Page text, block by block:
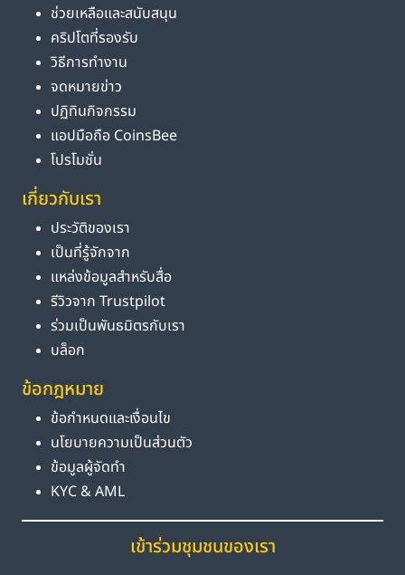
ช่วยเหลือและสนับสนุน
คริปโตที่รองรับ
วิธีการทำงาน
จดหมายข่าว
ปฏิทินกิจกรรม
แอปมือถือ CoinsBee
โปรโมชั่น
เกี่ยวกับเรา
ประวัติของเรา
เป็นที่รู้จักจาก
แหล่งข้อมูลสำหรับสื่อ
รีวิวจาก Trustpilot
ร่วมเป็นพันธมิตรกับเรา
บล็อก
ข้อกฎหมาย
ข้อกำหนดและเงื่อนไข
นโยบายความเป็นส่วนตัว
ข้อมูลผู้จัดทำ
KYC & AML
เข้าร่วมชุมชนของเรา